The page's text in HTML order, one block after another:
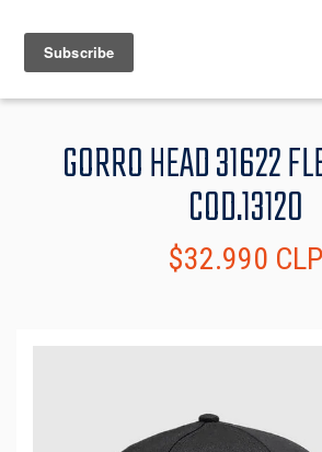
MENU
GORRO HEAD 31622
COD.13120
$32.990 CLP